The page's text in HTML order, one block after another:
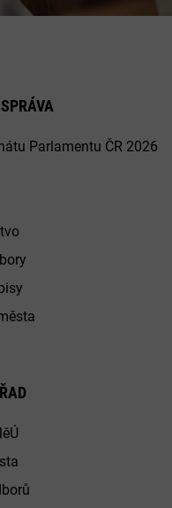
Parlamentu ČR 2026